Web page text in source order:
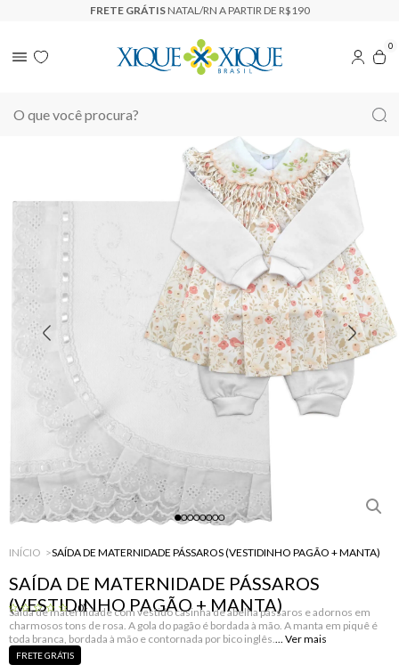
FRETE GRÁTISNATAL/RN A PARTIR DE R$190
0
INÍCIO SAÍDA DE MATERNIDADE PÁSSAROS (VESTIDINHO PAGÃO + MANTA)
SAÍDA DE MATERNIDADE PÁSSAROS
(VESTIDINHO PAGÃO + MANTA)
(0)
Saída de maternidade com vestido casinha de abelha pássaros e adornos em
charmosos tons de rosa. A gola do pagão é bordada à mão. A manta em piquê é
toda branca, bordada à mão e contornada por bico inglês.
FRETE GRÁTIS